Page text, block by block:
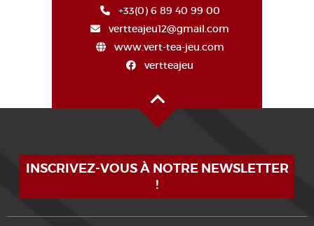
+33(0) 6 89 40 99 00
vertteajeu12@gmail.com
www.vert-tea-jeu.com
vertteajeu
INSCRIVEZ-VOUS À NOTRE NEWSLETTER
!